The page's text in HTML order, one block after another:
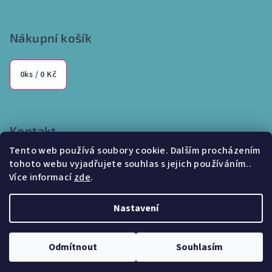
Tento web používá soubory cookie. Dalším procházením
tohoto webu vyjadřujete souhlas s jejich používáním..
Více informacízde.
Nastavení
Odmítnout Souhlasím
Nákupní košík
0ks / 0 Kč
Kontakt
info @internetparfem.cz
603 100 829
Internetparfem.cz
Vytvořil Shoptet